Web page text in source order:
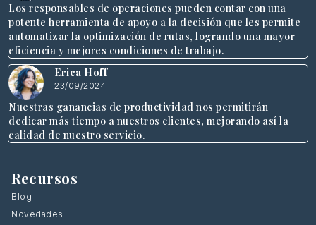
Los responsables de operaciones pueden contar con una
potente herramienta de apoyo a la decisión que les permite
automatizar la optimización de rutas, logrando una mayor
eficiencia y mejores condiciones de trabajo.
Erica Hoff
23/09/2024
Nuestras ganancias de productividad nos permitirán
dedicar más tiempo a nuestros clientes, mejorando así la
calidad de nuestro servicio.
Recursos
Blog
Novedades